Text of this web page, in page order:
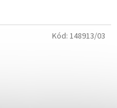
Kód: 148913/03